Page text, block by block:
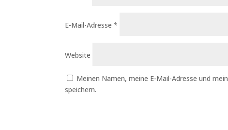
E-Mail-Adresse*
Website
Meinen Namen, meine E-Mail-Adresse und
speichern.